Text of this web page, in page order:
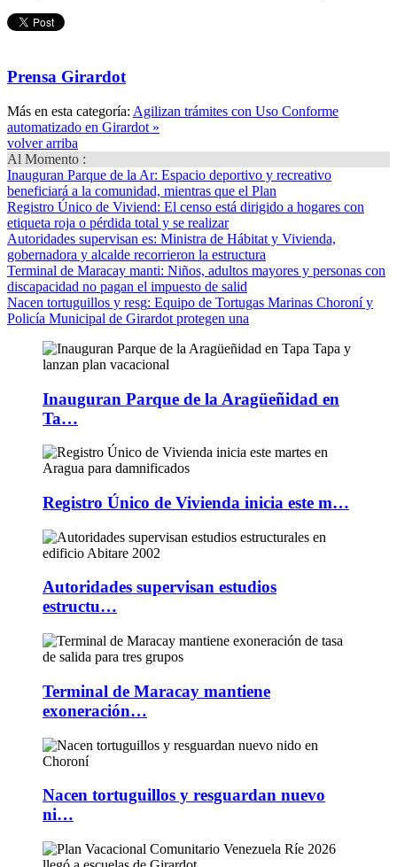
Prensa Girardot
Más en esta categoría: Agilizan trámites con Uso Conforme
automatizado en Girardot »
volver arriba
Al Momento :
Inauguran Parque de la Ar: Espacio deportivo y recreativo
beneficiará a la comunidad, mientras que el Plan
Registro Único de Viviend: El censo está dirigido a hogares con
etiqueta roja o pérdida total y se realizar
Autoridades supervisan es: Ministra de Hábitat y Vivienda,
gobernadora y alcalde recorrieron la estructura
Terminal de Maracay manti: Niños, adultos mayores y personas con
discapacidad no pagan el impuesto de salid
Nacen tortuguillos y resg: Equipo de Tortugas Marinas Choroní y
Policía Municipal de Girardot protegen una
Inauguran Parque de la Aragüeñidad en
Ta…
Registro Único de Vivienda inicia este m…
Autoridades supervisan estudios
estructu…
Terminal de Maracay mantiene
exoneración…
Nacen tortuguillos y resguardan nuevo
ni…